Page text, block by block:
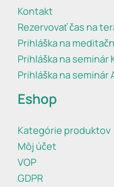
Kontakt
Rezervovať čas na
Prihláška na
Prihláška na seminár
Prihláška na seminár
Eshop
Kategórie produktov
Môj účet
VOP
GDPR